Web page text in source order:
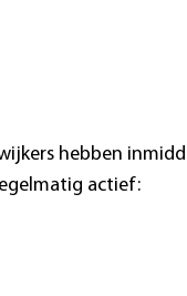
hebben
actief: